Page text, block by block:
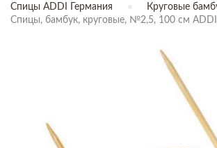
Спицы ADDI Германия
Круговые
Спицы, бамбук, круговые, №2,5, 100 см